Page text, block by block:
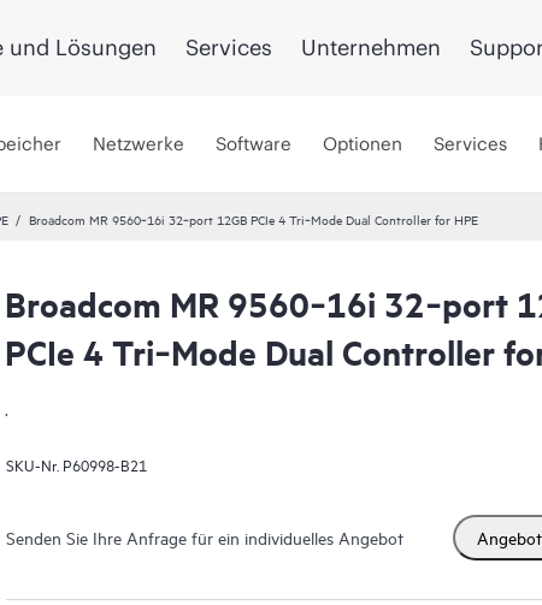
und Lösungen Services Unternehmen
Netzwerke Software Optionen Services
Broadcom MR 9560‑16i 32‑port 12GB PCIe 4 Tri‑Mode Dual Controller for HPE
Broadcom MR 9560‑16i 32‑port
PCIe 4 Tri‑Mode Dual Controller
.
SKU-Nr. P60998-B21
Senden Sie Ihre Anfrage für ein individuelles Angebot